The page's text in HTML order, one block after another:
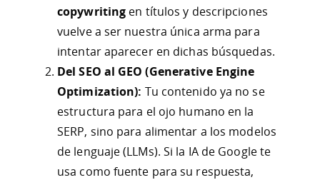
copywriting en títulos y descripciones
vuelve a ser nuestra única arma para
intentar aparecer en dichas búsquedas.
Del SEO al GEO (Generative Engine
Optimization): Tu contenido ya no se
estructura para el ojo humano en la
SERP, sino para alimentar a los modelos
de lenguaje (LLMs). Si la IA de Google te
usa como fuente para su respuesta,